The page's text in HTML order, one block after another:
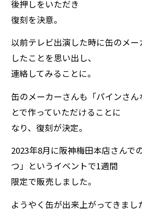
後押しをいただき
復刻を決意。
以前テレビ出演した時に缶のメ
したことを思い出し、
連絡してみることに。
缶のメーカーさんも「パインさん
とで作っていただけることに
なり、復刻が決定。
2023年8月に阪神梅田本店さんで
つ」というイベントで1週間
限定で販売しました。
ようやく缶が出来上がってきまし